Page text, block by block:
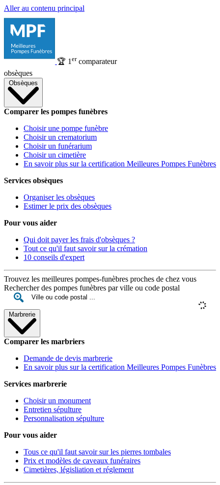
Aller au contenu principal
🏆 1 ercomparateur
obsèques
Obsèques
Comparer les pompes funèbres
Choisir une pompe funèbre
Choisir un crematorium
Choisir un funérarium
Choisir un cimetière
En savoir plus sur la certification Meilleures Pompes Funèbres
Services obsèques
Organiser les obsèques
Estimer le prix des obsèques
Pour vous aider
Qui doit payer les frais d'obsèques ?
Tout ce qu'il faut savoir sur la crémation
10 conseils d'expert
Trouvez les meilleures pompes-funèbres proches de chez vous
Rechercher des pompes funèbres par ville ou code postal
Marbrerie
Comparer les marbriers
Demande de devis marbrerie
En savoir plus sur la certification Meilleures Pompes Funèbres
Services marbrerie
Choisir un monument
Entretien sépulture
Personnalisation sépulture
Pour vous aider
Tous ce qu'il faut savoir sur les pierres tombales
Prix et modèles de caveaux funéraires
Cimetières, législiation et réglement